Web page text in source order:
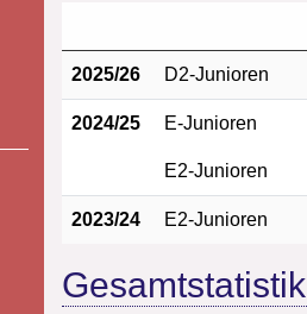
2025/26 D2-Junioren
2024/25 E-Junioren
E2-Junioren
2023/24 E2-Junioren
Gesamtstatistik